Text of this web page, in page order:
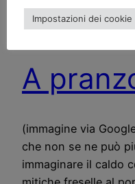
A
(immagine via
che non se ne può
immaginare il caldo
Impostazioni dei cookie